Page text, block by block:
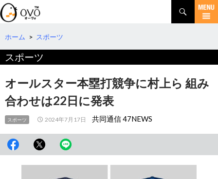
検
索
コ
テ
へ
動
ホーム > スポーツ
スポーツ
オールスター本塁打競争に村上ら 組み
合わせは22日に発表
スポーツ 2024年7月17日 共同通信 47NEWS